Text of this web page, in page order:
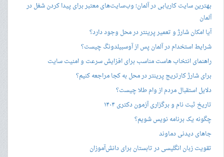
بهترین سایت کاریابی در آلمان؛ وب‌سایت‌های معتبر برای پیدا کردن شغل در
آلمان
آیا امکان شارژ و تعمیر پرینتر در محل وجود دارد؟
شرایط استخدام در آلمان پس از آوسبیلدونگ چیست؟
راهنمای انتخاب هاست مناسب برای افزایش سرعت و امنیت سایت
برای شارژ کارتریج پرینتر در محل به کجا مراجعه کنیم؟
دلایل استقبال مردم از وام طلا چیست؟
تاریخ ثبت نام و برگزاری آزمون دکتری ۱۴۰۴
چگونه یک برنامه نویس شویم؟
جاهای دیدنی دماوند
تقویت زبان انگلیسی در تابستان برای دانش‌آموزان